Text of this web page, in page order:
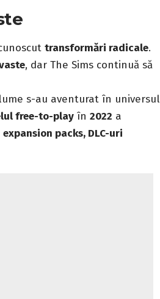
transformări radicale.
, dar The Sims continuă să
s-au aventurat în universul
free-to-play în2022 a
expansion packs, DLC-uri